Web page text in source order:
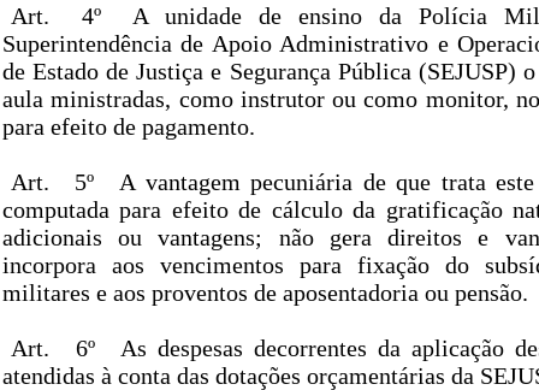
Art. 4º
A unidade de ensino da Polícia
Superintendência de Apoio Administrativo e
de Estado de Justiça e Segurança Pública (SEJUSP)
aula ministradas, como instrutor ou como monitor,
para efeito de pagamento.
Art. 5º
A vantagem pecuniária de que trata
computada para efeito de cálculo da gratificação
adicionais ou vantagens; não gera direitos e
incorpora aos vencimentos para fixação do
militares e aos proventos de aposentadoria ou pensão.
Art. 6º
As despesas decorrentes da aplicação
atendidas à conta das dotações orçamentárias da